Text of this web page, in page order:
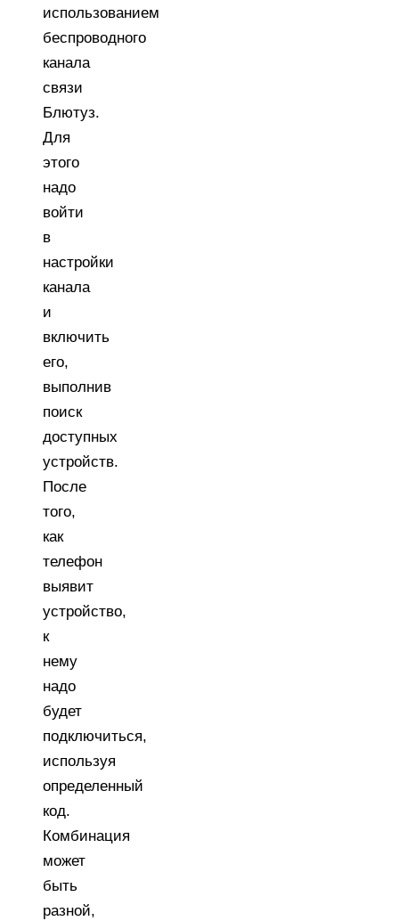
использованием
беспроводного
канала
связи
Блютуз.
Для
этого
надо
войти
в
настройки
канала
и
включить
его,
выполнив
поиск
доступных
устройств.
После
того,
как
телефон
выявит
устройство,
к
нему
надо
будет
подключиться,
используя
определенный
код.
Комбинация
может
быть
разной,